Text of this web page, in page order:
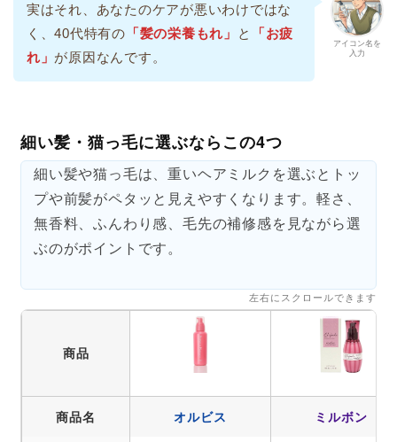
アイコン名を
入力
実はそれ、あなたのケアが悪いわけではな
く、40代特有の 「髪の栄養もれ」 と
「お疲
れ」 が原因なんです。
細い髪・猫っ毛に選ぶならこの4つ
細い髪や猫っ毛は、重いヘアミルクを選ぶとトッ
プや前髪がペタッと見えやすくなります。軽さ、
無香料、ふんわり感、毛先の補修感を見ながら選
ぶのがポイントです。
左右にスクロールできます
商品
商品名 オルビス ミルボン